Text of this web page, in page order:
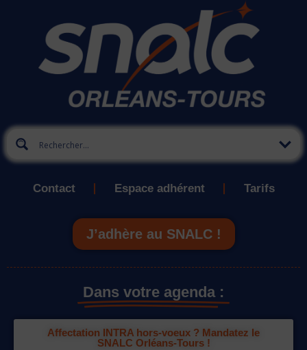
Contact Espace adhérent Tarifs
J’adhère au SNALC !
Dans votre agenda :
Affectation INTRA hors-voeux ? Mandatez le
SNALC Orléans-Tours !